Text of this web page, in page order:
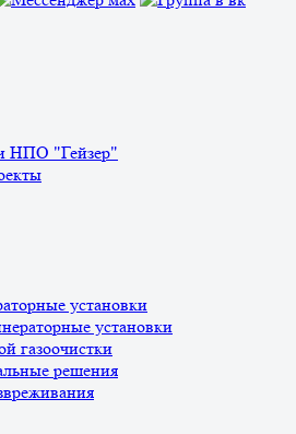
НПО "Гейзер"
установки
установки
газоочистки
решения